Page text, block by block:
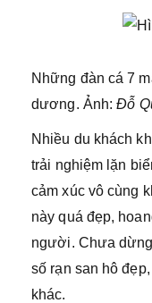
Những đàn cá 7
dương. Ảnh:Đỗ
Nhiều du khách
trải nghiệm lặn
cảm xúc vô cùng
này quá đẹp,
người. Chưa
số rạn san hô
khác.